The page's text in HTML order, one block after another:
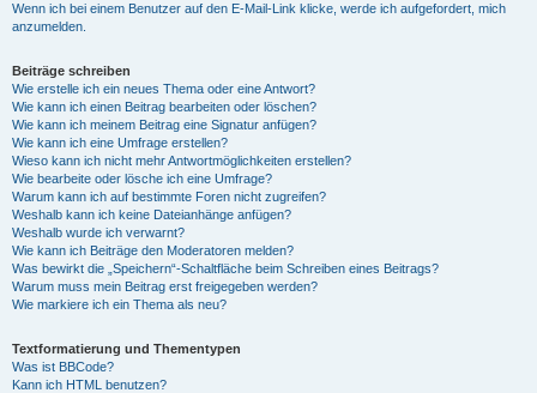
Wenn ich bei einem Benutzer auf den E-Mail-Link klicke, werde ich aufgefordert, mich
anzumelden.
Beiträge schreiben
Wie erstelle ich ein neues Thema oder eine Antwort?
Wie kann ich einen Beitrag bearbeiten oder löschen?
Wie kann ich meinem Beitrag eine Signatur anfügen?
Wie kann ich eine Umfrage erstellen?
Wieso kann ich nicht mehr Antwortmöglichkeiten erstellen?
Wie bearbeite oder lösche ich eine Umfrage?
Warum kann ich auf bestimmte Foren nicht zugreifen?
Weshalb kann ich keine Dateianhänge anfügen?
Weshalb wurde ich verwarnt?
Wie kann ich Beiträge den Moderatoren melden?
Was bewirkt die „Speichern“-Schaltfläche beim Schreiben eines Beitrags?
Warum muss mein Beitrag erst freigegeben werden?
Wie markiere ich ein Thema als neu?
Textformatierung und Thementypen
Was ist BBCode?
Kann ich HTML benutzen?